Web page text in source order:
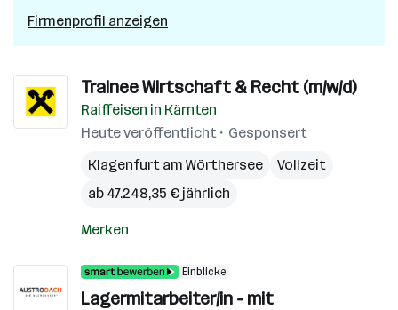
Firmenprofil anzeigen
Trainee Wirtschaft & Recht (m/w/d)
Raiffeisen in Kärnten
Heute veröffentlicht
Gesponsert
Klagenfurt am Wörthersee
Vollzeit
ab 47.248,35 € jährlich
Merken
Einblicke
Lagermitarbeiter/in - mit